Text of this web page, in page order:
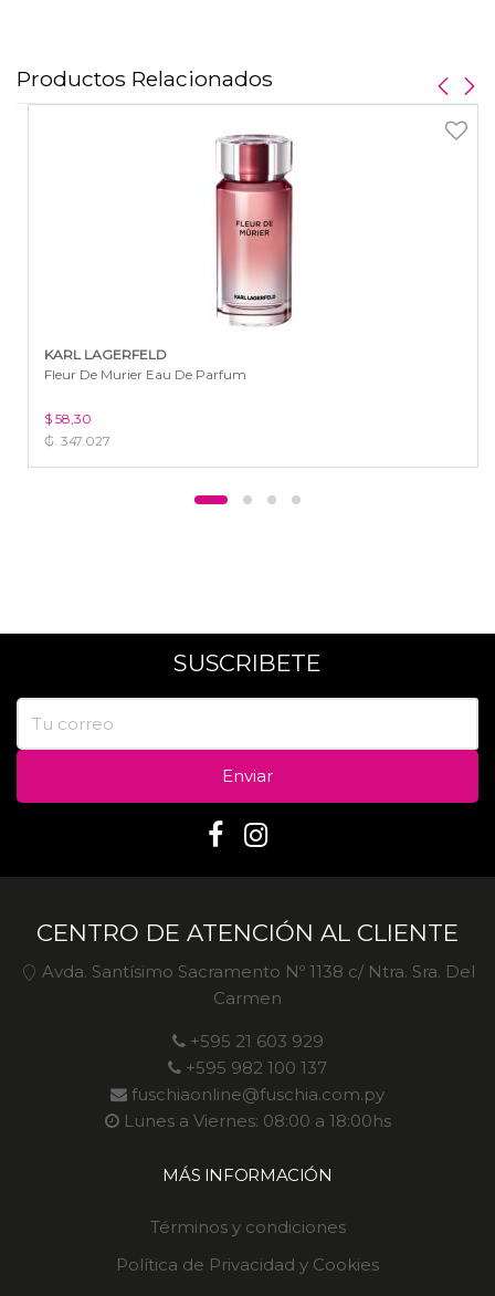
Productos Relacionados
KARL LAGERFELD
Fleur De Murier Eau De Parfum
$ 58,30
₲. 347.027
SUSCRIBETE
Enviar
CENTRO DE ATENCIÓN AL CLIENTE
Avda. Santísimo Sacramento Nº 1138 c/ Ntra. Sra. Del
Carmen
+595 21 603 929
+595 982 100 137
fuschiaonline@fuschia.com.py
Lunes a Viernes: 08:00 a 18:00hs
MÁS INFORMACIÓN
Términos y condiciones
Política de Privacidad y Cookies